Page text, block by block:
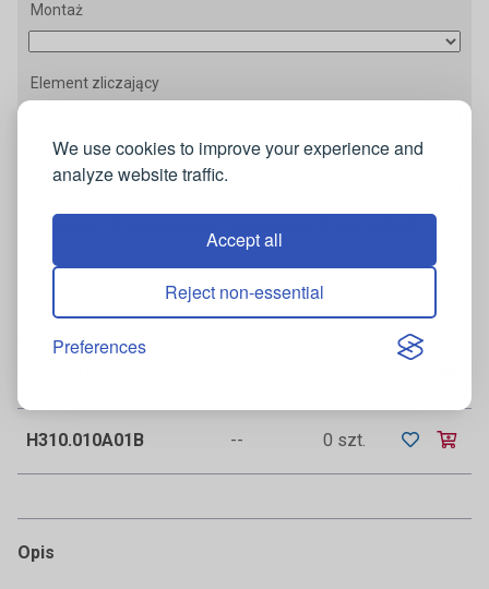
We use cookies to improve your experience and
analyze website traffic.
Accept all
Reject non-essential
Preferences
Montaż
Element zliczający
Kierunek obrotu
Cena
netto
H310.010A01B -- 0 szt.
Opis